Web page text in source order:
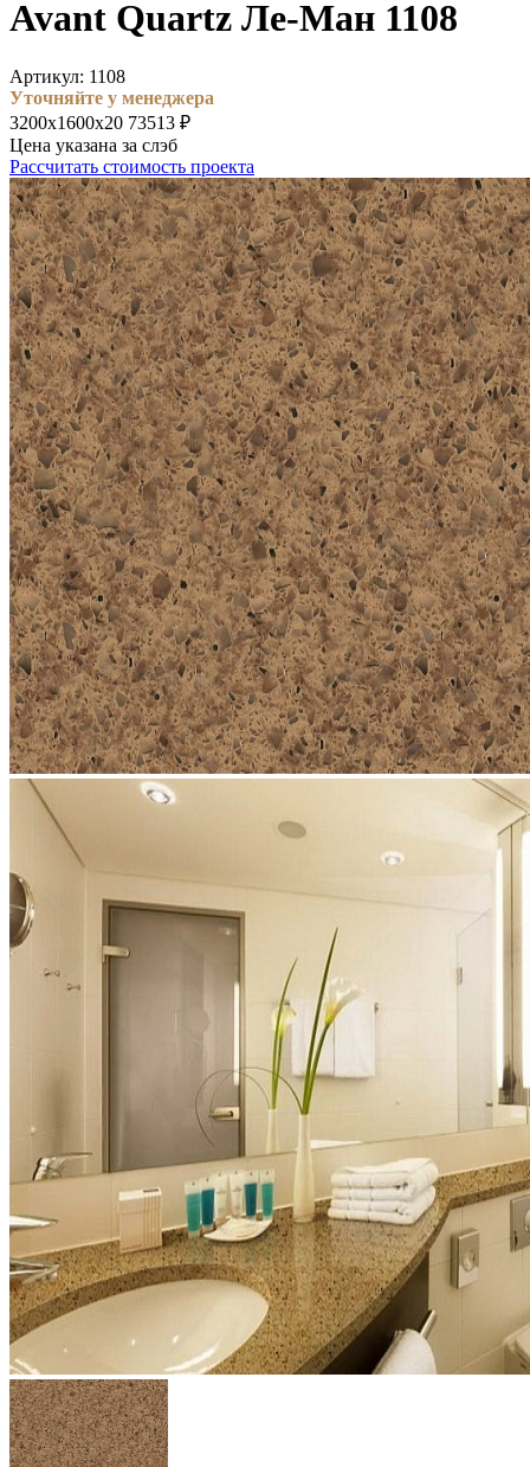
Avant Quartz Ле-Ман 1108
Артикул: 1108
Уточняйте у менеджера
3200х1600х20 73513 ₽
Цена указана за слэб
Рассчитать стоимость проекта